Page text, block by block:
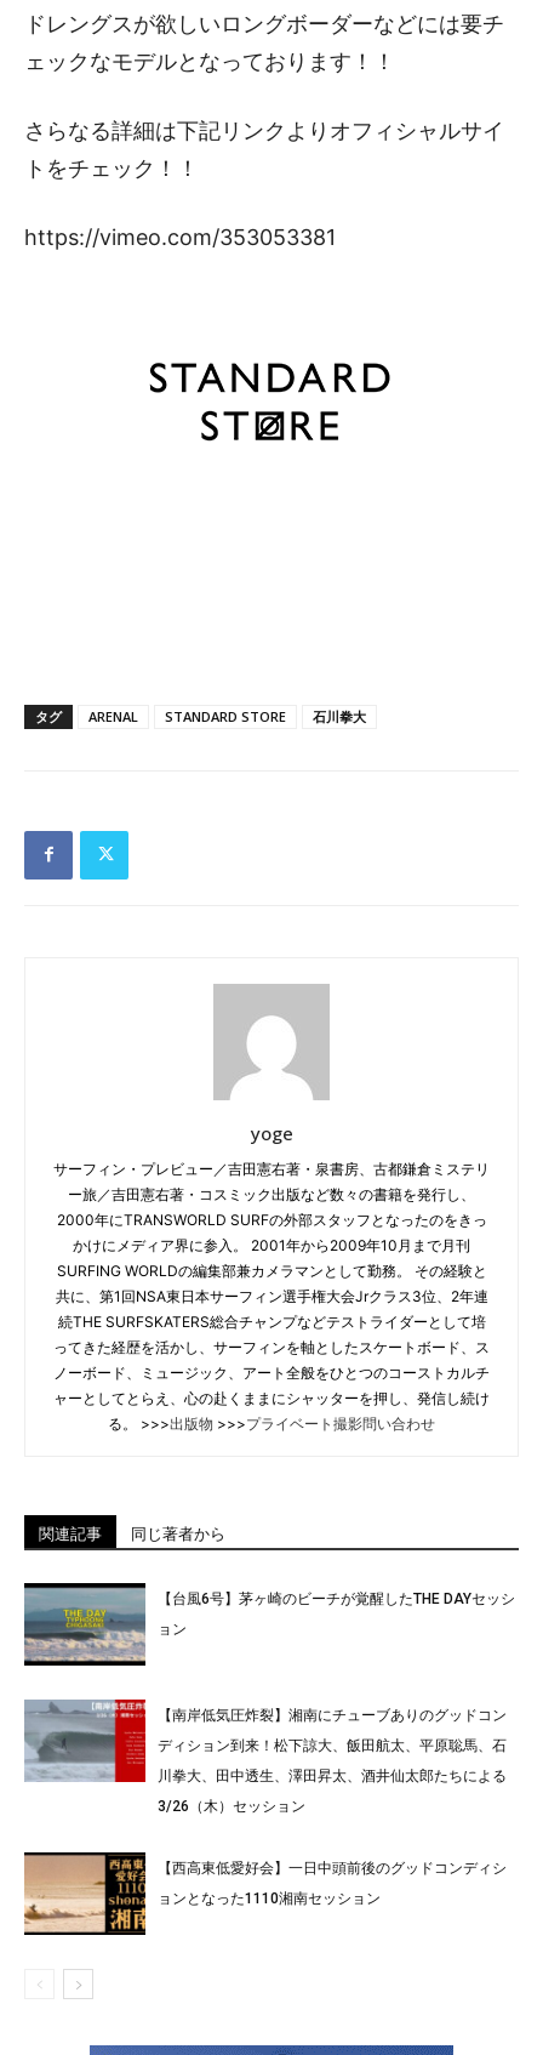
ドレングスが欲しいロングボーダーなどには要チ
ェックなモデルとなっております！！
さらなる詳細は下記リンクよりオフィシャルサイ
トをチェック！！
https://vimeo.com/353053381
タグ ARENAL STANDARD STORE 石川拳大
yoge
サーフィン・プレビュー／吉田憲右著・泉書房、古都鎌倉ミステリ
ー旅／吉田憲右著・コスミック出版など数々の書籍を発行し、
2000年にTRANSWORLD SURFの外部スタッフとなったのをきっ
かけにメディア界に参入。 2001年から2009年10月まで月刊
SURFING WORLDの編集部兼カメラマンとして勤務。 その経験と
共に、第1回NSA東日本サーフィン選手権大会Jrクラス3位、2年連
続THE SURFSKATERS総合チャンプなどテストライダーとして培
ってきた経歴を活かし、サーフィンを軸としたスケートボード、ス
ノーボード、ミュージック、アート全般をひとつのコーストカルチ
ャーとしてとらえ、心の赴くままにシャッターを押し、発信し続け
る。 >>>出版物 >>>プライベート撮影問い合わせ
関連記事 同じ著者から
【台風6号】茅ヶ崎のビーチが覚醒したTHE DAYセッシ
ョン
【南岸低気圧炸裂】湘南にチューブありのグッドコン
ディション到来！松下諒大、飯田航太、平原聡馬、石
川拳大、田中透生、澤田昇太、酒井仙太郎たちによる
3/26（木）セッション
【西高東低愛好会】一日中頭前後のグッドコンディシ
ョンとなった1110湘南セッション